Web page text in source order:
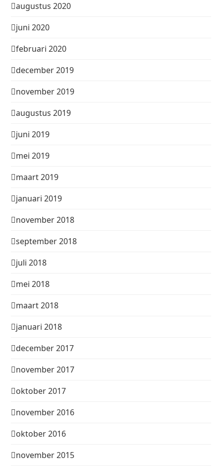
augustus 2020
juni 2020
februari 2020
december 2019
november 2019
augustus 2019
juni 2019
mei 2019
maart 2019
januari 2019
november 2018
september 2018
juli 2018
mei 2018
maart 2018
januari 2018
december 2017
november 2017
oktober 2017
november 2016
oktober 2016
november 2015